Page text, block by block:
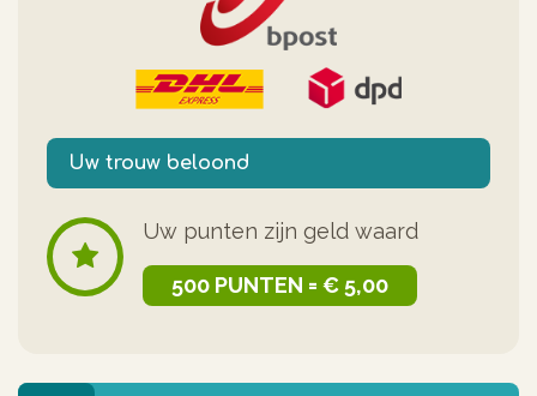
Uw trouw beloond
Uw punten zijn geld waard
500 PUNTEN = € 5,00